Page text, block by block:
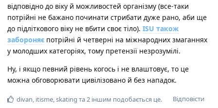
відповідно до віку й можливостей організму (все-таки
потрійні не бажано починати стрибати дуже рано, аби ще
до підліткового віку не вбити своє тіло). ISU також
забороняє потрійні й четверні на міжнародних змаганнях
у молодших категоріях, тому претензії незрозумілі.
Ну, і якщо певний рівень когось і не влаштовує, то це
можна обговорювати цивілізовано й без нападок.
Відповісти
divan, itisme,skating та2 іншим подобається це.